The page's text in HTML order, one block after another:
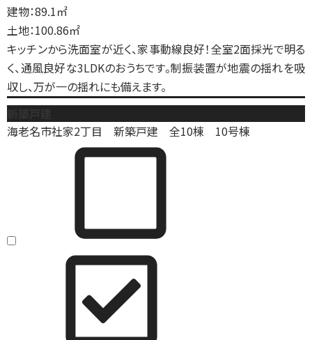
建物：89.1㎡
土地：100.86㎡
キッチンから洗面室が近く、家事動線良好！全室2面採光で明る
く、通風良好な3LDKのおうちです。制振装置が地震の揺れを吸
収し、万が一の揺れにも備えます。
海老名市社家2丁目 新築戸建 全10棟 10号棟